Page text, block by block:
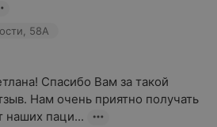
58А
Спасибо Вам за такой
Нам очень приятно получать
наших паци...